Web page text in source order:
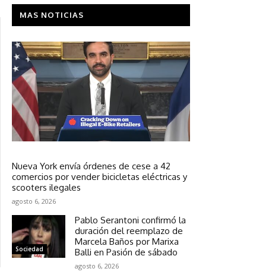
MAS NOTICIAS
Nueva York envía órdenes de cese a 42
comercios por vender bicicletas eléctricas y
scooters ilegales
agosto 6, 2026
Sociedad
Pablo Serantoni confirmó la
duración del reemplazo de
Marcela Baños por Marixa
Balli en Pasión de sábado
agosto 6, 2026